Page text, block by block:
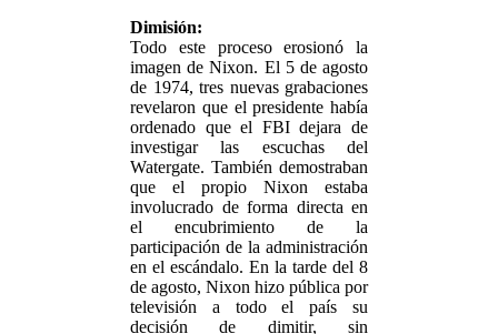
Dimisión:
Todo este proceso erosionó la
imagen de Nixon. El 5 de agosto
de 1974, tres nuevas grabaciones
revelaron que el presidente había
ordenado que el FBI dejara de
investigar las escuchas del
Watergate. También demostraban
que el propio Nixon estaba
involucrado de forma directa en
el encubrimiento de la
participación de la administración
en el escándalo. En la tarde del 8
de agosto, Nixon hizo pública por
televisión a todo el país su
decisión de dimitir, sin